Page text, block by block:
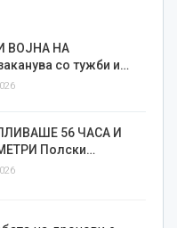
ВОЈНА НА
со тужби и…
56 ЧАСА И
Полски…